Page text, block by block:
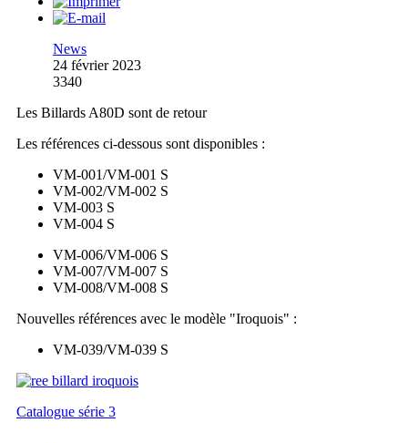
News
24 février 2023
3340
Les Billards A80D sont de retour
Les références ci-dessous sont disponibles :
VM-001/VM-001 S
VM-002/VM-002 S
VM-003 S
VM-004 S
VM-006/VM-006 S
VM-007/VM-007 S
VM-008/VM-008 S
Nouvelles références avec le modèle "Iroquois" :
VM-039/VM-039 S
Catalogue série 3